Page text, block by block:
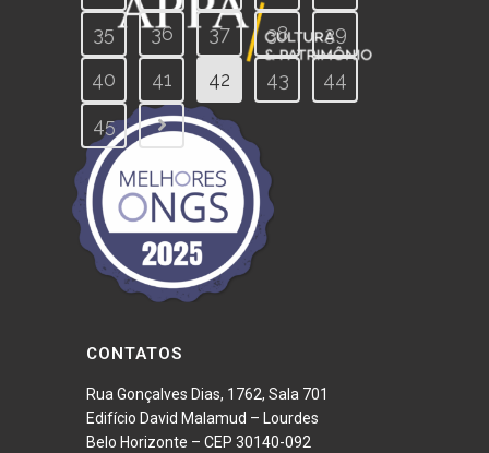
35
36 37 38
39
40
41 42 43
44
45
CONTATOS
Rua Gonçalves Dias, 1762, Sala 701
Edifício David Malamud – Lourdes
Belo Horizonte – CEP 30140-092